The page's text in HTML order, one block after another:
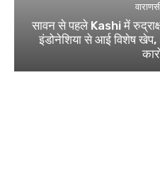
सावन से पहले Kashi में
इंडोनेशिया से आई विशेष